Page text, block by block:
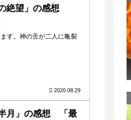
絶望」の感想
す。神の舌が二人に亀裂
2020.08.29
月」の感想 「最